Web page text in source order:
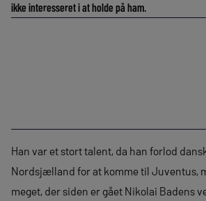
ikke interesseret i at holde på ham.
Han var et stort talent, da han forlod
Nordsjælland for at komme til Juventus,
meget, der siden er gået Nikolai Badens